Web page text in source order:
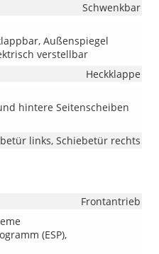
Schwenkbar
Außenspiegel
verstellbar
Heckklappe
hintere Seitenscheiben
links, Schiebetür rechts
Frontantrieb
(ESP),